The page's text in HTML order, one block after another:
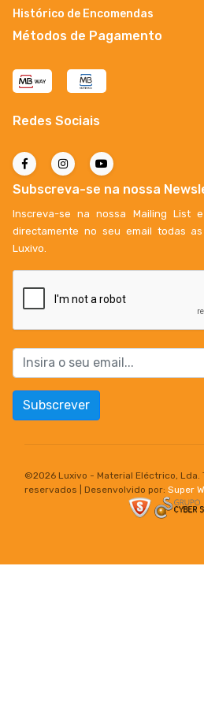
Histórico de Encomendas
Métodos de Pagamento
Redes Sociais
Subscreva-se na nossa
Inscreva-se na nossa Mailing List
directamente no seu email todas
Luxivo.
Subscrever
©2026 Luxivo - Material Eléctrico, Lda.
reservados | Desenvolvido por: Super